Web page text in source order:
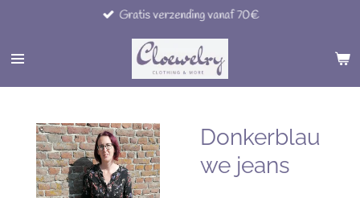
naar
hoofdinhoud
Gratis verzending vanaf 70€
Donkerblau
we jeans